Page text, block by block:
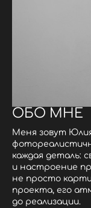
ОБО МНЕ
Меня зовут
каждая деталь:
и настроение
не просто
проекта, его
до реализации.